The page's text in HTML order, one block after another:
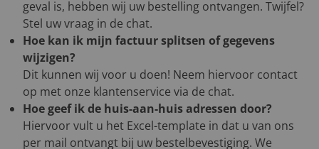
geval is, hebben wij uw bestelling ontvangen. Twijfel?
Stel uw vraag in de chat.
Hoe kan ik mijn factuur splitsen of gegevens
wijzigen?
Dit kunnen wij voor u doen! Neem hiervoor contact
op met onze klantenservice via de chat.
Hoe geef ik de huis-aan-huis adressen door?
Hiervoor vult u het Excel-template in dat u van ons
per mail ontvangt bij uw bestelbevestiging. We